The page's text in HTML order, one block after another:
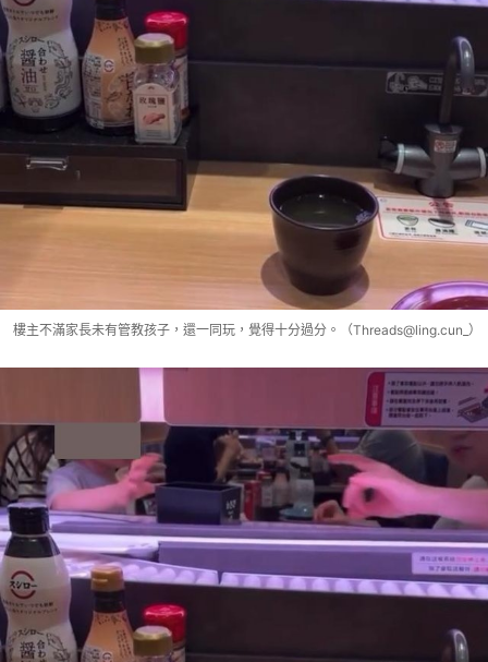
樓主不滿家長未有管教孩子，還一同玩，覺得十分過分。（Threads@ling.cun_）